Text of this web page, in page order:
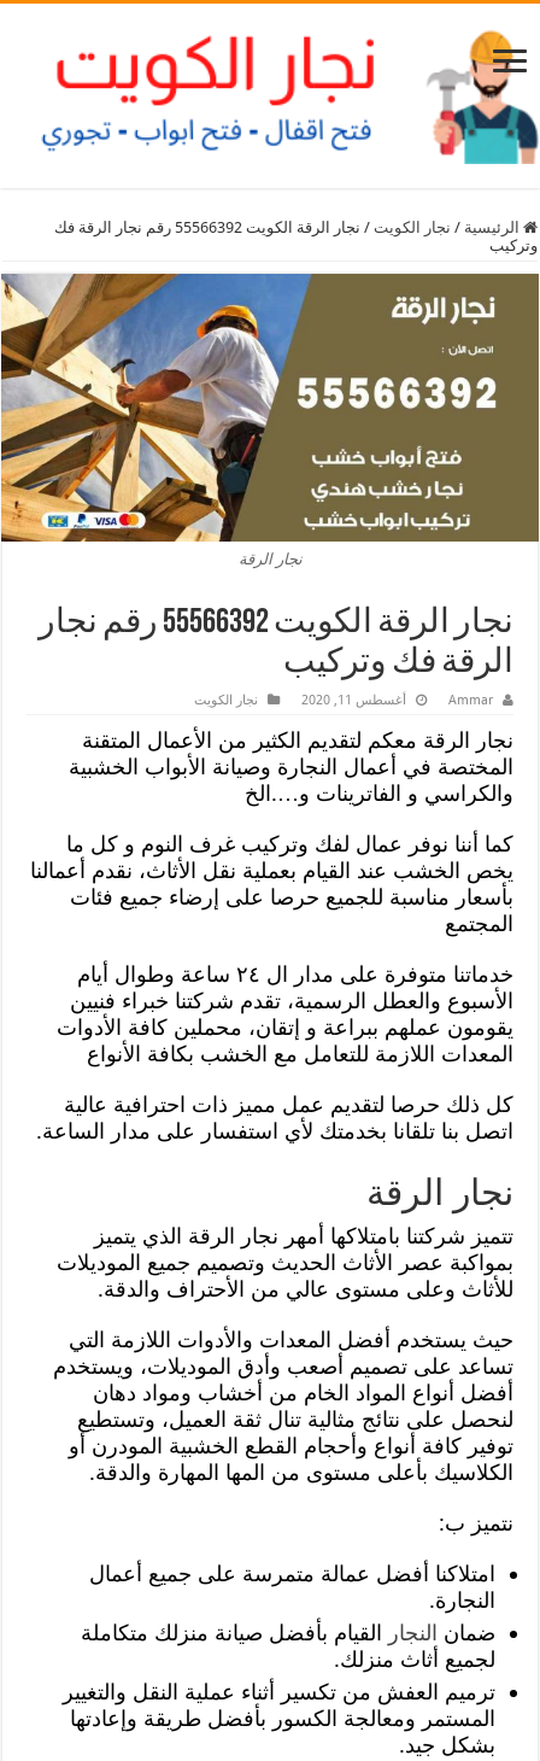
الرئيسية / نجار الكويت /
نجار الرقة الكويت 55566392 رقم نجار الرقة فك
وتركيب
نجار الرقة
نجار الرقة الكويت 55566392 رقم نجار
الرقة فك وتركيب
Ammar أغسطس 11, 2020 نجار الكويت
نجار الرقة معكم لتقديم الكثير من الأعمال المتقنة
المختصة في أعمال النجارة وصيانة الأبواب الخشبية
والكراسي و الفاترينات و….الخ
كما أننا نوفر عمال لفك وتركيب غرف النوم و كل ما
يخص الخشب عند القيام بعملية نقل الأثاث، نقدم أعمالنا
بأسعار مناسبة للجميع حرصا على إرضاء جميع فئات
المجتمع
خدماتنا متوفرة على مدار ال ٢٤ ساعة وطوال أيام
الأسبوع والعطل الرسمية، تقدم شركتنا خبراء فنيين
يقومون عملهم ببراعة و إتقان، محملين كافة الأدوات
المعدات اللازمة للتعامل مع الخشب بكافة الأنواع
كل ذلك حرصا لتقديم عمل مميز ذات احترافية عالية
اتصل بنا تلقانا بخدمتك لأي استفسار على مدار الساعة.
نجار الرقة
تتميز شركتنا بامتلاكها أمهر نجار الرقة الذي يتميز
بمواكبة عصر الأثاث الحديث وتصميم جميع الموديلات
للأثاث وعلى مستوى عالي من الأحتراف والدقة.
حيث يستخدم أفضل المعدات والأدوات اللازمة التي
تساعد على تصميم أصعب وأدق الموديلات، ويستخدم
أفضل أنواع المواد الخام من أخشاب ومواد دهان
لنحصل على نتائج مثالية تنال ثقة العميل، وتستطيع
توفير كافة أنواع وأحجام القطع الخشبية المودرن أو
الكلاسيك بأعلى مستوى من المها المهارة والدقة.
نتميز ب:
امتلاكنا أفضل عمالة متمرسة على جميع أعمال
النجارة.
ضمان النجار القيام بأفضل صيانة منزلك متكاملة
لجميع أثاث منزلك.
ترميم العفش من تكسير أثناء عملية النقل والتغيير
المستمر ومعالجة الكسور بأفضل طريقة وإعادتها
بشكل جيد.